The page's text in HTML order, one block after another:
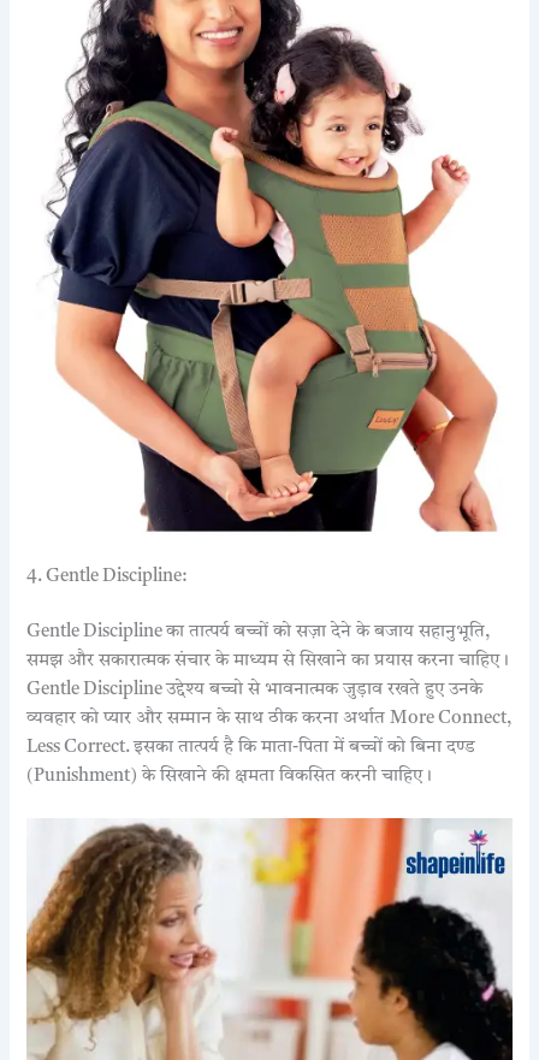
4. Gentle Discipline:
Gentle Discipline का तात्पर्य बच्चों को सज़ा देने के बजाय सहानुभूति,
समझ और सकारात्मक संचार के माध्यम से सिखाने का प्रयास करना चाहिए।
Gentle Discipline उद्देश्य बच्चो से भावनात्मक जुड़ाव रखते हुए उनके
व्यवहार को प्यार और सम्मान के साथ ठीक करना अर्थात More Connect,
Less Correct. इसका तात्पर्य है कि माता-पिता में बच्चों को बिना दण्ड
(Punishment) के सिखाने की क्षमता विकसित करनी चाहिए।